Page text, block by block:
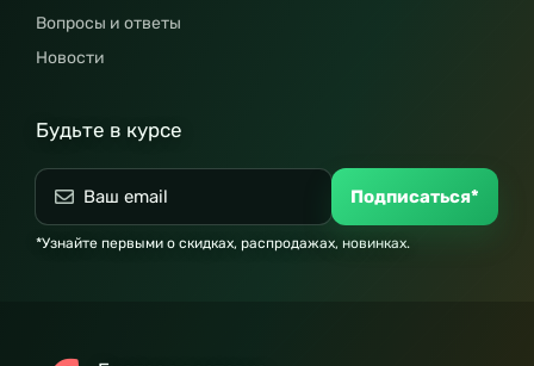
Вопросы и ответы
Новости
Будьте в курсе
Подписаться*
*Узнайте первыми о скидках, распродажах, новинках.